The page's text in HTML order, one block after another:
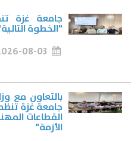
جامعة غزة
"الخطوة
08-03
بالتعاون مع
جامعة غزة
القطاعات
الأزمة"